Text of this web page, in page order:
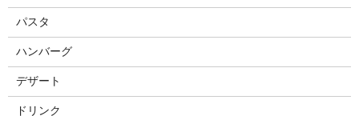
パスタ
ハンバーグ
デザート
ドリンク